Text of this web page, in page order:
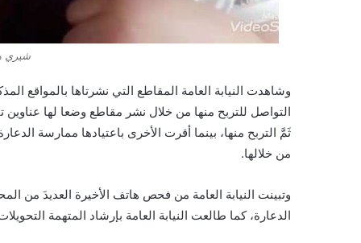
شيري
وشاهدت النيابة العامة المقاطع التي نشرتاها بالمواقع
التواصل للتربح منها من خلال نشر مقاطع وضعا لها
ثَمَّ التربح منها، بينما أقرت الأخرى باعتيادها ممارسة
من خلالها.
وتبينت النيابة العامة من فحص هاتف الأخيرة العديدَ من
الدعارة، كما طالعت النيابة العامة بإرشاد المتهمة